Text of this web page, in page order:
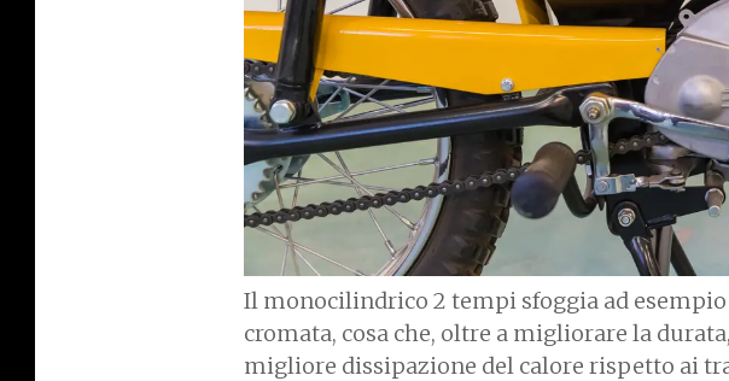
Il monocilindrico 2 tempi sfoggia ad
cromata, cosa che, oltre a migliorare la
migliore dissipazione del calore rispetto ai